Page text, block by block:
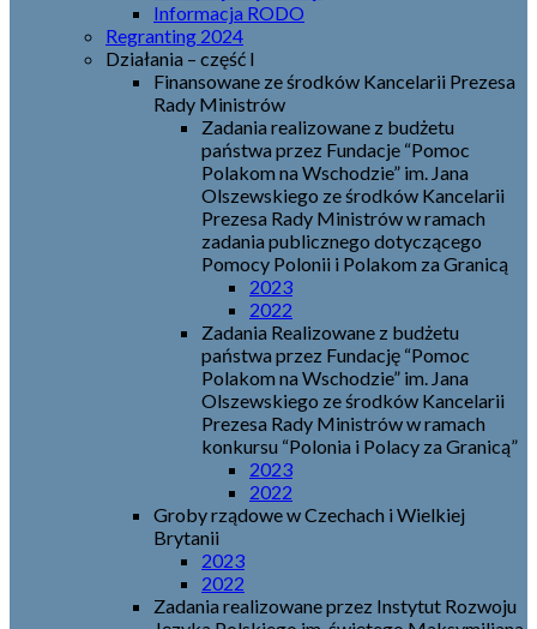
Informacja RODO
Regranting 2024
Działania – część I
Finansowane ze środków Kancelarii Prezesa
Rady Ministrów
Zadania realizowane z budżetu
państwa przez Fundacje “Pomoc
Polakom na Wschodzie” im. Jana
Olszewskiego ze środków Kancelarii
Prezesa Rady Ministrów w ramach
zadania publicznego dotyczącego
Pomocy Polonii i Polakom za Granicą
2023
2022
Zadania Realizowane z budżetu
państwa przez Fundację “Pomoc
Polakom na Wschodzie” im. Jana
Olszewskiego ze środków Kancelarii
Prezesa Rady Ministrów w ramach
konkursu “Polonia i Polacy za Granicą”
2023
2022
Groby rządowe w Czechach i Wielkiej
Brytanii
2023
2022
Zadania realizowane przez Instytut Rozwoju